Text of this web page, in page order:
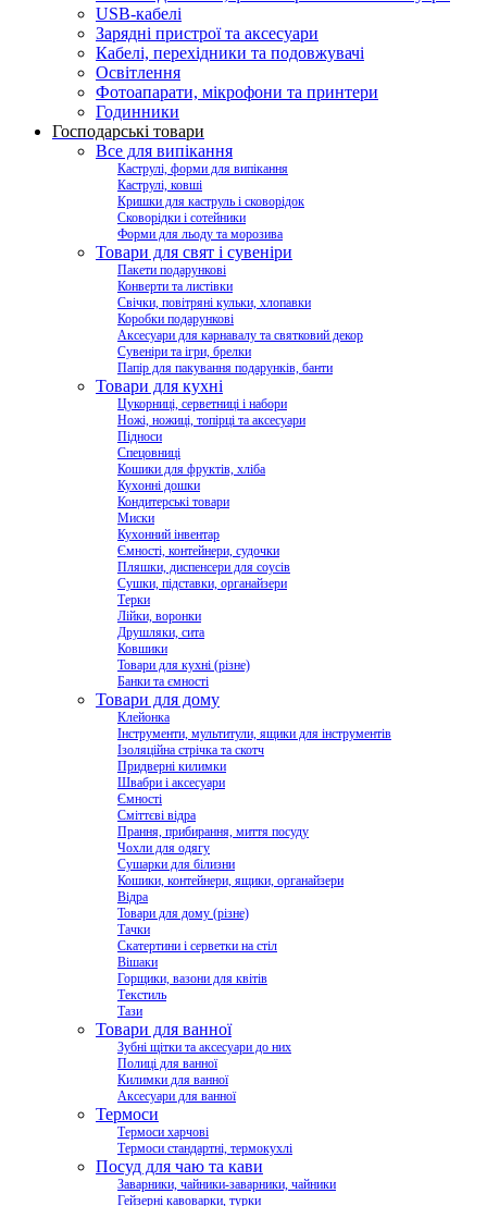
USB-кабелі
Зарядні пристрої та аксесуари
Кабелі, перехідники та подовжувачі
Освітлення
Фотоапарати, мікрофони та принтери
Годинники
Господарські товари
Все для випікання
Каструлі, форми для випікання
Каструлі, ковші
Кришки для каструль і сковорідок
Сковорідки і сотейники
Форми для льоду та морозива
Товари для свят і сувеніри
Пакети подарункові
Конверти та листівки
Свічки, повітряні кульки, хлопавки
Коробки подарункові
Аксесуари для карнавалу та святковий декор
Сувеніри та ігри, брелки
Папір для пакування подарунків, банти
Товари для кухні
Цукорниці, серветниці і набори
Ножі, ножиці, топірці та аксесуари
Підноси
Спецовниці
Кошики для фруктів, хліба
Кухонні дошки
Кондитерські товари
Миски
Кухонний інвентар
Ємності, контейнери, судочки
Пляшки, диспенсери для соусів
Сушки, підставки, органайзери
Терки
Лійки, воронки
Друшляки, сита
Ковшики
Товари для кухні (різне)
Банки та ємності
Товари для дому
Клейонка
Інструменти, мультитули, ящики для інструментів
Ізоляційна стрічка та скотч
Придверні килимки
Швабри і аксесуари
Ємності
Сміттєві відра
Прання, прибирання, миття посуду
Чохли для одягу
Сушарки для білизни
Кошики, контейнери, ящики, органайзери
Відра
Товари для дому (різне)
Тачки
Скатертини і серветки на стіл
Вішаки
Горщики, вазони для квітів
Текстиль
Тази
Товари для ванної
Зубні щітки та аксесуари до них
Полиці для ванної
Килимки для ванної
Аксесуари для ванної
Термоси
Термоси харчові
Термоси стандартні, термокухлі
Посуд для чаю та кави
Заварники, чайники-заварники, чайники
Гейзерні кавоварки, турки